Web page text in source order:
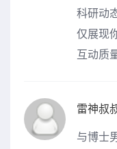
科研动
仅展现
互动质
雷神叔
与博士